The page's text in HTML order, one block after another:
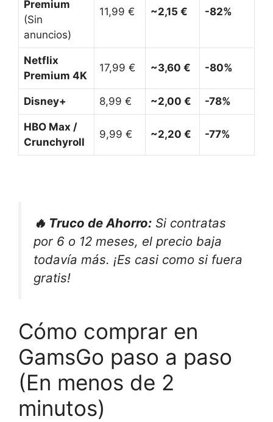
Premium
(Sin
anuncios)
11,99 € ~2,15 € -82%
Netflix
Premium 4K
17,99 € ~3,60 € -80%
Disney+ 8,99 € ~2,00 € -78%
HBO Max /
Crunchyroll
9,99 € ~2,20 € -77%
🔥 Truco de Ahorro: Si contratas
por 6 o 12 meses, el precio baja
todavía más. ¡Es casi como si fuera
gratis!
Cómo comprar en
GamsGo paso a paso
(En menos de 2
minutos)